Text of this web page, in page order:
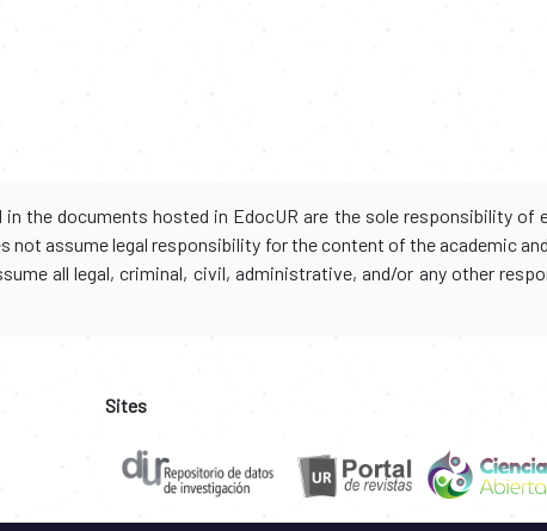
the documents hosted in EdocUR are the sole responsibility
assume legal responsibility for the content of the academic
all legal, criminal, civil, administrative, and/or any other
Sites